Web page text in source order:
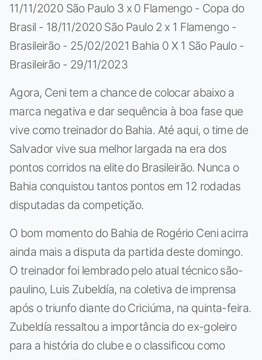
11/11/2020 São Paulo 3 x 0 Flamengo - Copa do
Brasil - 18/11/2020 São Paulo 2 x 1 Flamengo -
Brasileirão - 25/02/2021 Bahia 0 X 1 São Paulo -
Brasileirão - 29/11/2023
Agora, Ceni tem a chance de colocar abaixo a
marca negativa e dar sequência à boa fase que
vive como treinador do Bahia. Até aqui, o time de
Salvador vive sua melhor largada na era dos
pontos corridos na elite do Brasileirão. Nunca o
Bahia conquistou tantos pontos em 12 rodadas
disputadas da competição.
O bom momento do Bahia de Rogério Ceni acirra
ainda mais a disputa da partida deste domingo.
O treinador foi lembrado pelo atual técnico são-
paulino, Luis Zubeldía, na coletiva de imprensa
após o triunfo diante do Criciúma, na quinta-feira.
Zubeldía ressaltou a importância do ex-goleiro
para a história do clube e o classificou como